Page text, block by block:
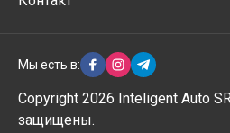
Мы есть в:
Copyright 2026 Inteligent Auto
защищены.